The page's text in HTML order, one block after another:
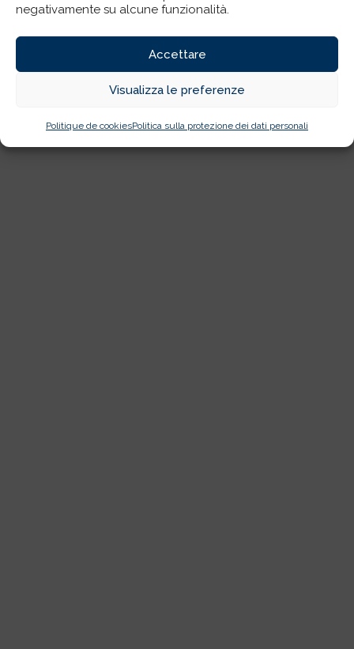
negativamente su alcune funzionalità.
Accettare
Visualizza le preferenze
Politique de cookiesPolitica sulla protezione dei dati personali